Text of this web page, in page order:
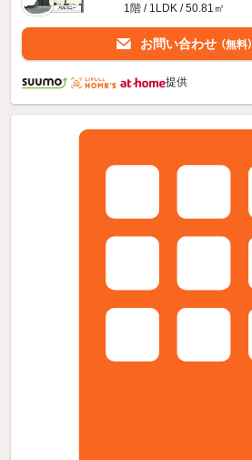
1階 / 1LDK / 50.81㎡
お問い合わせ （無料）
提供